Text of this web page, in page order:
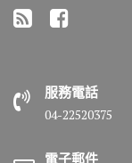
服務電話
04-22520375
電子郵件